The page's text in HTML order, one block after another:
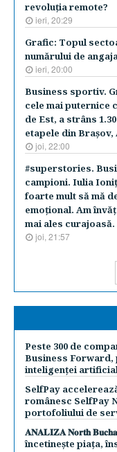
revoluţia remote?
ieri, 20:29
Grafic: Topul
numărului de
ieri, 20:00
Business sportiv.
cele mai puternice
de Est, a strâns
etapele din
joi, 22:00
#superstories.
campioni. Iulia
foarte mult să mă
emoţional. Am
mai ales curajoasă.
joi, 21:57
Peste 300 de
Business
inteligenței
SelfPay
românesc SelfPay
portofoliului de
𝐀𝐍𝐀𝐋𝐈𝐙𝐀 𝐍𝐨𝐫𝐭𝐡
încetinește piața,